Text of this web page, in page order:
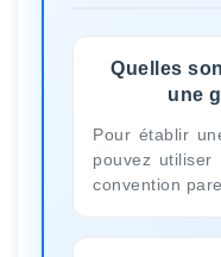
Quelles
une
Pour établir
pouvez
convention